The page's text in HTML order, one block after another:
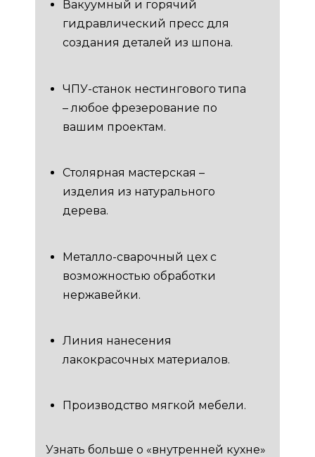
Вакуумный и горячий
гидравлический пресс для
создания деталей из шпона.
ЧПУ-станок нестингового типа
– любое фрезерование по
вашим проектам.
Столярная мастерская –
изделия из натурального
дерева.
Металло-сварочный цех с
возможностью обработки
нержавейки.
Линия нанесения
лакокрасочных материалов.
Производство мягкой мебели.
Узнать больше о «внутренней кухне»